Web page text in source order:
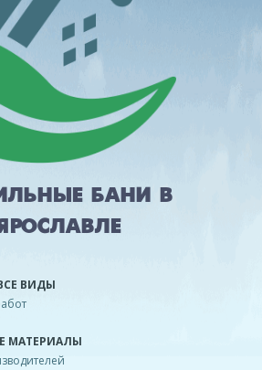
БАНИ В
ВИДЫ
МАТЕРИАЛЫ